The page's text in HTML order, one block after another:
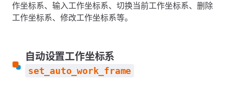
作坐标系、输入工作坐标系、切换当前工作坐标系、删除
工作坐标系、修改工作坐标系等。
自动设置工作坐标系
set_auto_work_frame